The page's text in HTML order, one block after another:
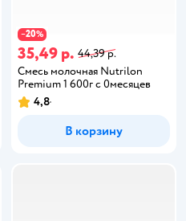
−20%
35,49 р. 44,39 р.
Смесь молочная Nutrilon
Premium 1 600г с 0месяцев
4,8
В корзину